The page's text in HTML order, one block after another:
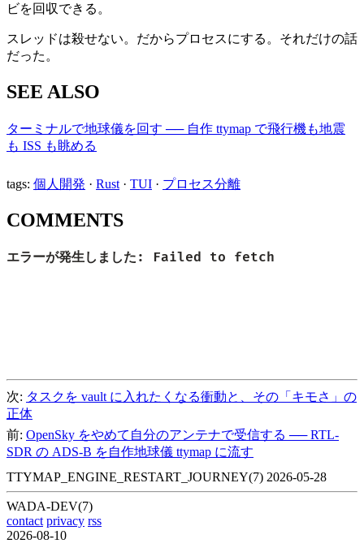
ビを回収できる。
スレッドは殺せない。だからプロセスにする。それだけの話
だった。
SEE ALSO
ターミナルで地球儀を回す ── 自作 ttymap で飛行機も地震
も ISS も眺める
tags: 個人開発 · Rust · TUI · プロセス分離
COMMENTS
次: タスクを vault に入れたくなる衝動と、その「キモさ」の
正体
前: OpenSky をやめて自分のアンテナで受信する ── RTL-
SDR の ADS-B を自作地球儀 ttymap に流す
TTYMAP_ENGINE_RESTART_JOURNEY(7) 2026-05-28
WADA-DEV(7)
contact privacy rss
2026-08-10